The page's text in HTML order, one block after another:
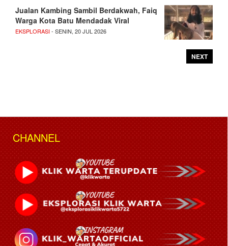
Jualan Kambing Sambil Berdakwah, Faiq
Warga Kota Batu Mendadak Viral
EKSPLORASI- SENIN, 20 JUL 2026
NEXT
CHANNEL